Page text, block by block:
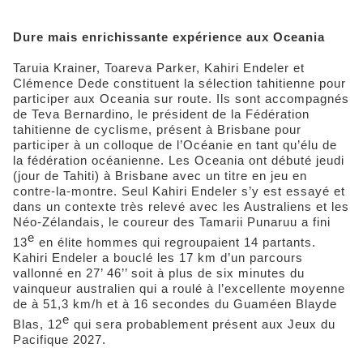
Dure mais enrichissante expérience aux Oceania
Taruia Krainer, Toareva Parker, Kahiri Endeler et
Clémence Dede constituent la sélection tahitienne pour
participer aux Oceania sur route. Ils sont accompagnés
de Teva Bernardino, le président de la Fédération
tahitienne de cyclisme, présent à Brisbane pour
participer à un colloque de l’Océanie en tant qu’élu de
la fédération océanienne. Les Oceania ont débuté jeudi
(jour de Tahiti) à Brisbane avec un titre en jeu en
contre-la-montre. Seul Kahiri Endeler s’y est essayé et
dans un contexte très relevé avec les Australiens et les
Néo-Zélandais, le coureur des Tamarii Punaruu a fini
13e en élite hommes qui regroupaient 14 partants.
Kahiri Endeler a bouclé les 17 km d’un parcours
vallonné en 27’ 46’’ soit à plus de six minutes du
vainqueur australien qui a roulé à l’excellente moyenne
de à 51,3 km/h et à 16 secondes du Guaméen Blayde
Blas, 12e qui sera probablement présent aux Jeux du
Pacifique 2027.